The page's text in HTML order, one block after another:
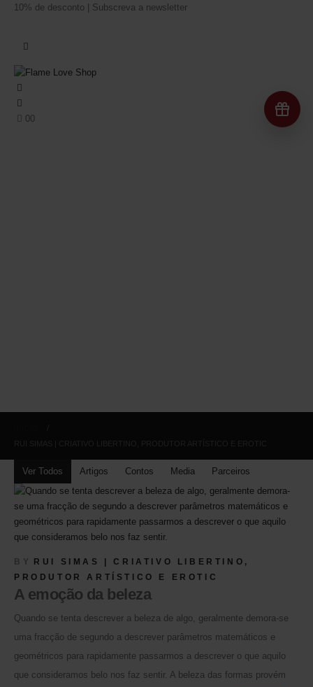
10% de desconto | Subscreva a newsletter
00
RUI SIMAS | CRIATIVO LIBERTINO, PRODUTOR ARTÍSTICO E EROTIC
Ver Todos Artigos Contos Media Parceiros
BY
RUI SIMAS | CRIATIVO LIBERTINO,
PRODUTOR ARTÍSTICO E EROTIC
A emoção da beleza
Quando se tenta descrever a beleza de algo, geralmente demora-se
uma fracção de segundo a descrever parâmetros matemáticos e
geométricos para rapidamente passarmos a descrever o que aquilo
que consideramos belo nos faz sentir. A beleza das formas provém